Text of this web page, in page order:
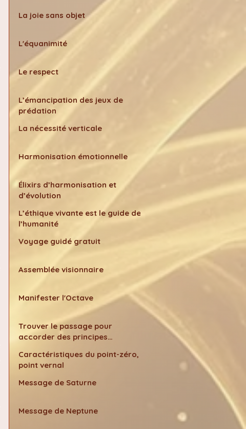
La joie sans objet
L'équanimité
Le respect
L’émancipation des jeux de
prédation
La nécessité verticale
Harmonisation émotionnelle
Élixirs d’harmonisation et
d’évolution
L’éthique vivante est le guide de
l’humanité
Voyage guidé gratuit
Assemblée visionnaire
Manifester l'Octave
Trouver le passage pour
accorder des principes
Caractéristiques du point-zéro,
point vernal
Message de Saturne
Message de Neptune